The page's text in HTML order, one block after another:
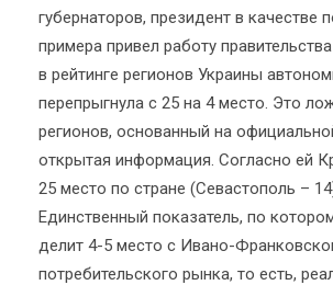
губернаторов, президент в качестве
примера привел работу
в рейтинге регионов Украины
перепрыгнула с 25 на 4 место. Это
регионов, основанный на
открытая информация. Согласно ей
25 место по стране (Севастополь –
Единственный показатель, по
делит 4-5 место с Ивано-
потребительского рынка, то есть,